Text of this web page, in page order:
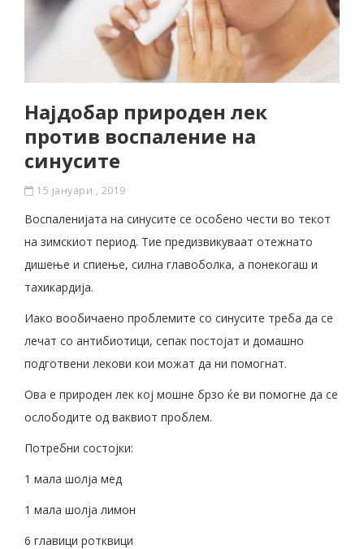
Најдобар природен лек
против воспаление на
синусите
15 јануари , 2019
Воспаленијата на синусите се особено чести во текот
на зимскиот период. Тие предизвикуваат отежнато
дишење и спиење, силна главоболка, а понекогаш и
тахикардија.
Иако вообичаено проблемите со синусите треба да се
лечат со антибиотици, сепак постојат и домашно
подготвени лекови кои можат да ни помогнат.
Ова е природен лек кој мошне брзо ќе ви помогне да се
ослободите од ваквиот проблем.
Потребни состојки:
1 мала шолја мед
1 мала шолја лимон
6 главици ротквици